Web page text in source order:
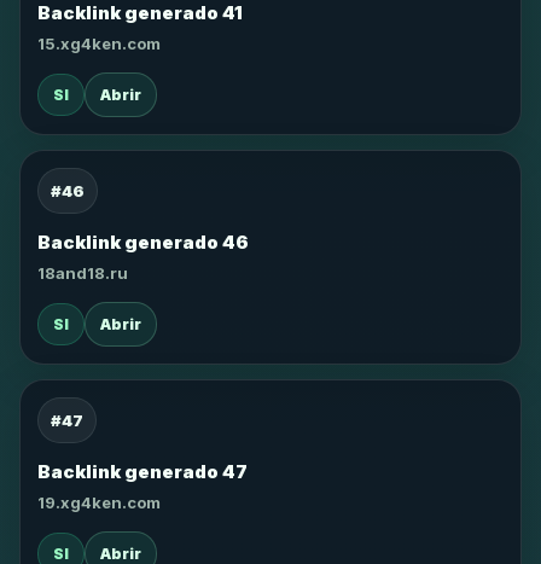
Backlink generado 41
15.xg4ken.com
SI Abrir
#46
Backlink generado 46
18and18.ru
SI Abrir
#47
Backlink generado 47
19.xg4ken.com
SI Abrir